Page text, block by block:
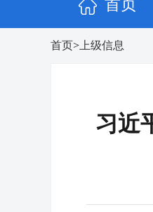
首页
首页> 上级信息
习近